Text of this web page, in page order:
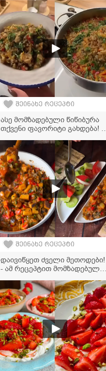
დაამშვენებს - ვიდეორეცეპტი
შეინახე რეცეპტი
ასე მომზადებული წიწიბურა
თქვენი ფავორიტი გახდება! -
მარტივი რეცეპტი
შეინახე რეცეპტი
დაივიწყეთ ძველი მეთოდები!
- ამ რეცეპტით მომზადებული
წვნიანი და გემრიელი
გამოდის